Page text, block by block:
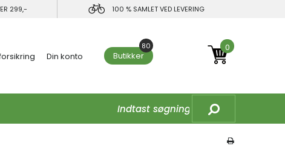
299,- 100 % SAMLET VED LEVERING
Din konto Butikker
80 0